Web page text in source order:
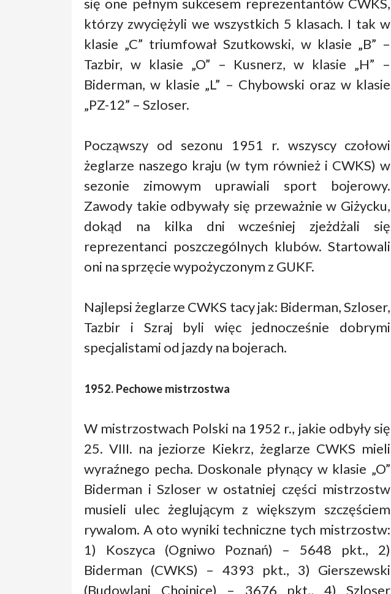
się one pełnym sukcesem reprezentantów CWKS,
którzy zwyciężyli we wszystkich 5 klasach. I tak w
klasie „C” triumfował Szutkowski, w klasie „B” –
Tazbir, w klasie „O” – Kusnerz, w klasie „H” –
Biderman, w klasie „L” – Chybowski oraz w klasie
„PZ-12” – Szloser.
Począwszy od sezonu 1951 r. wszyscy czołowi
żeglarze naszego kraju (w tym również i CWKS) w
sezonie zimowym uprawiali sport bojerowy.
Zawody takie odbywały się przeważnie w Giżycku,
dokąd na kilka dni wcześniej zjeżdżali się
reprezentanci poszczególnych klubów. Startowali
oni na sprzęcie wypożyczonym z GUKF.
Najlepsi żeglarze CWKS tacy jak: Biderman, Szloser,
Tazbir i Szraj byli więc jednocześnie dobrymi
specjalistami od jazdy na bojerach.
1952. Pechowe mistrzostwa
W mistrzostwach Polski na 1952 r., jakie odbyły się
25. VIII. na jeziorze Kiekrz, żeglarze CWKS mieli
wyraźnego pecha. Doskonale płynący w klasie „O”
Biderman i Szloser w ostatniej części mistrzostw
musieli ulec żeglującym z większym szczęściem
rywalom. A oto wyniki techniczne tych mistrzostw:
1) Koszyca (Ogniwo Poznań) – 5648 pkt., 2)
Biderman (CWKS) – 4393 pkt., 3) Gierszewski
(Budowlani Chojnice) – 3676 pkt., 4) Szloser